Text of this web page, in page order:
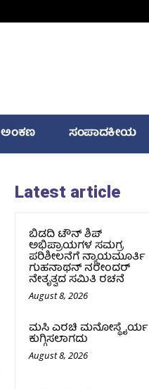
ಅಂಕಣ ಸಂಪಾದಕೀಯ
Latest article
ಬಿಡದಿ ಟೌನ್ ಶಿಪ್
ಅಭಿಪ್ರಾಯಗಳ ಸಮಗ್ರ
ಪರಿಶೀಲನೆಗೆ ನ್ಯಾಯಮೂರ್ತಿ
ಗುಹನಾಥನ್ ನರೇಂದರ್
ನೇತೃತ್ವದ ಸಮಿತಿ ರಚನೆ
August 8, 2026
ಮಸಿ ಎರಚಿ ಮನೋಸ್ಥೈರ್ಯ
ಕುಗ್ಗಿಸಲಾಗದು
August 8, 2026